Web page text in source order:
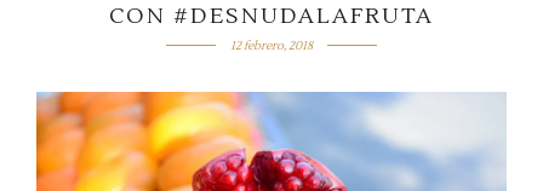
CON #DESNUDALAFRUTA
12 febrero, 2018